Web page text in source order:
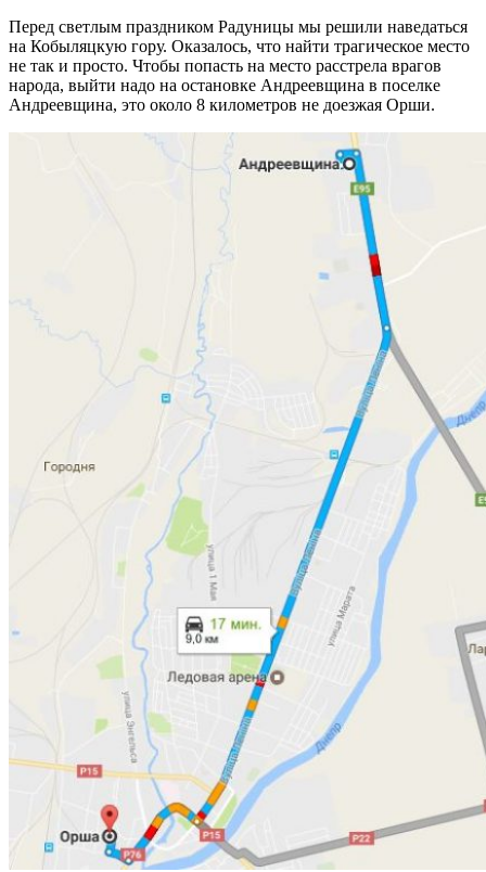
Перед светлым праздником Радуницы мы решили наведаться
на Кобыляцкую гору. Оказалось, что найти трагическое место
не так и просто. Чтобы попасть на место расстрела врагов
народа, выйти надо на остановке Андреевщина в поселке
Андреевщина, это около 8 километров не доезжая Орши.